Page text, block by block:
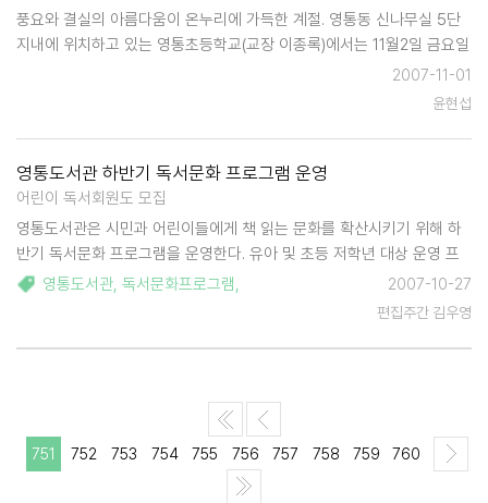
풍요와 결실의 아름다움이 온누리에 가득한 계절. 영통동 신나무실 5단
지내에 위치하고 있는 영통초등학교(교장 이종록)에서는 11월2일 금요일
17시부터 운동장 특설무대에서 신나무실 축제를 개최한다..6학년 어린이
들의 사회로 진행되는 이번축제는 1학년 학생들의 첫인사를 시작으로우
2007-11-01
윤현섭
영통도서관 하반기 독서문화 프로그램 운영
어린이 독서회원도 모집
영통도서관은 시민과 어린이들에게 책 읽는 문화를 확산시키기 위해 하
반기 독서문화 프로그램을 운영한다. 유아 및 초등 저학년 대상 운영 프
로그램은 △그림책 탐험을 떠나자 △영어 스토리텔링 A, B △책으로 만
나는 세상 어린이 북아트 △동화구연과 스피치 등. 일반시민 대상 강좌는
영통도서관, 독서문화프로그램,
2007-10-27
편집주간 김우영
751 752 753 754 755 756 757 758 759 760